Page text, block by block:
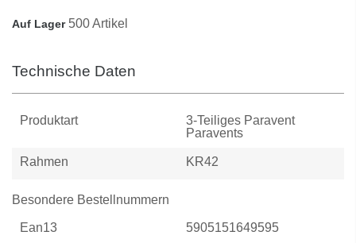
Auf Lager 500 Artikel
Technische Daten
Produktart
3-Teiliges Paravent
Paravents
Rahmen KR42
Besondere Bestellnummern
Ean13 5905151649595